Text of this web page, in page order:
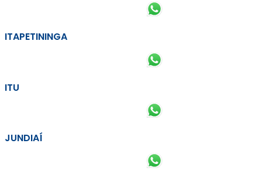
ITAPETININGA
ITU
JUNDIAÍ